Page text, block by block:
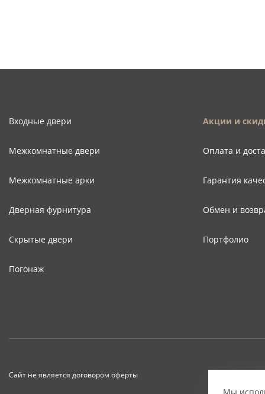
Входные двери
Межкомнатные двери
Межкомнатные арки
Дверная фурнитура
Скрытые двери
Погонаж
Акции и
Оплата и
Гарантия
Обмен и
Портфолио
Сайт не является договором оферты